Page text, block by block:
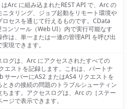
Arc に組み込まれたREST API で、Arc の
ニタリング、ジョブ起動をリモート環境や
ロセスを通じて行えるものです。CData
ンソール（Web UI）内で実行可能なす
作は、単一または一連の管理API を呼び出
現できます。
ログは、Arc にアクセスされたすべての
エストを記録します。これは、パートナ
サーバーにAS2 またはAS4 リクエストを
ときの接続の問題のトラブルシューティン
ちます。アクセスログは、Arc の［ステー
ジで表示できます。